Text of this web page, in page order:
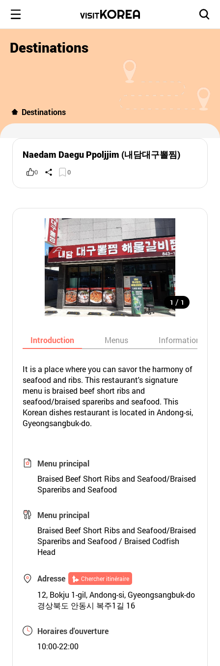
Destinations
Destinations
Naedam Daegu Ppoljjim (내담대구뽈찜)
0 0
1 / 1
Introduction Menus Informations
It is a place where you can savor the harmony of
seafood and ribs. This restaurant's signature
menu is braised beef short ribs and
seafood/braised spareribs and seafood. This
Korean dishes restaurant is located in Andong-si,
Gyeongsangbuk-do.
Menu principal
Braised Beef Short Ribs and Seafood/Braised
Spareribs and Seafood
Menu principal
Braised Beef Short Ribs and Seafood/Braised
Spareribs and Seafood / Braised Codfish
Head
Adresse Chercher itinéraire
12, Bokju 1-gil, Andong-si, Gyeongsangbuk-do
경상북도 안동시 복주1길 16
Horaires d'ouverture
10:00-22:00